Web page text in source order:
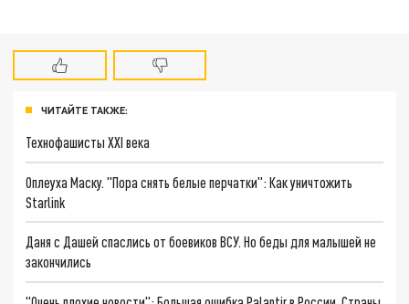
ЧИТАЙТЕ ТАКЖЕ:
Технофашисты XXI века
Оплеуха Маску. "Пора снять белые перчатки": Как уничтожить
Starlink
Даня с Дашей спаслись от боевиков ВСУ. Но беды для малышей не
закончились